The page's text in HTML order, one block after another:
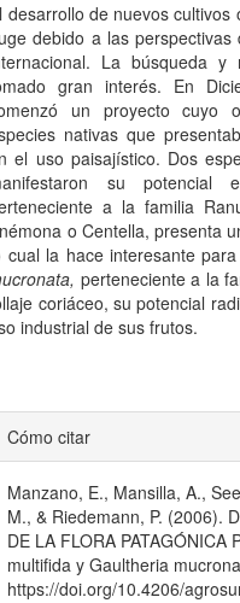
desarrollo de nuevos
debido a las
La búsqueda
gran interés. En
un proyecto cuyo
nativas que
el uso paisajístico. Dos
su
a la familia
o Centella, presenta
cual la hace interesante
perteneciente a la
coriáceo, su potencial
industrial de sus frutos.
artículo
Cómo citar
Manzano, E., Mansilla, A.,
M., & Riedemann, P. (2006).
DE LA FLORA PATAGÓNICA
multifida y Gaultheria
https://doi.org/10.4206/